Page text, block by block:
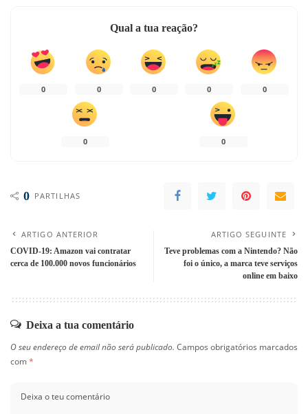
Qual a tua reação?
0 0 0 0 0
0 0
0 PARTILHAS
ARTIGO ANTERIOR
COVID-19: Amazon vai contratar
cerca de 100.000 novos funcionários
ARTIGO SEGUINTE
Teve problemas com a Nintendo? Não
foi o único, a marca teve serviços
online em baixo
Deixa a tua comentário
O seu endereço de email não será publicado. Campos obrigatórios marcados
com*